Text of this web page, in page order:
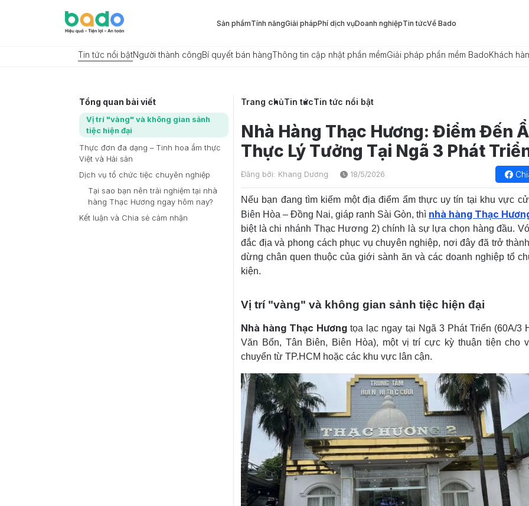
Sản phẩmTính năngGiải phápPhí dịch vụDoanh nghiệpTin tứcVề Bado
Tin tức nổi bậtNgười thành côngBí quyết bán hàngThông tin cập nhật phần mềmGiải pháp phần mềm BadoKhách
Tổng quan bài viết
Vị trí "vàng" và không gian sảnh
tiệc hiện đại
Thực đơn đa dạng – Tinh hoa ẩm thực
Việt và Hải sản
Dịch vụ tổ chức tiệc chuyên nghiệp
Tại sao bạn nên trải nghiệm tại nhà
hàng Thạc Hương ngay hôm nay?
Kết luận và Chia sẻ cảm nhận
Trang chủTin tứcTin tức nổi bật
Nhà Hàng Thạc Hương: Điểm Đến
Thực Lý Tưởng Tại Ngã 3 Phát
Đăng bởi: Khang Dương 18/5/2026
Nếu bạn đang tìm kiếm một địa điểm ẩm thực uy tín tại khu vực
Biên Hòa – Đồng Nai, giáp ranh Sài Gòn, thì nhà hàng Thạc
biệt là chi nhánh Thạc Hương 2) chính là sự lựa chọn hàng đầu.
đắc địa và phong cách phục vụ chuyên nghiệp, nơi đây đã trở
dừng chân quen thuộc của giới sành ăn và các doanh nghiệp tổ
kiện.
Vị trí "vàng" và không gian sảnh tiệc hiện đại
Nhà hàng Thạc Hương tọa lạc ngay tại Ngã 3 Phát Triển (60A/3
Văn Bổn, Tân Biên, Biên Hòa), một vị trí cực kỳ thuận tiện cho
chuyển từ TP.HCM hoặc các khu vực lân cận.